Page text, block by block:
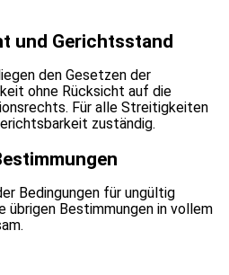
und Gerichtsstand
den Gesetzen der
ohne Rücksicht auf die
Für alle Streitigkeiten
zuständig.
Bedingungen für ungültig
übrigen Bestimmungen in vollem